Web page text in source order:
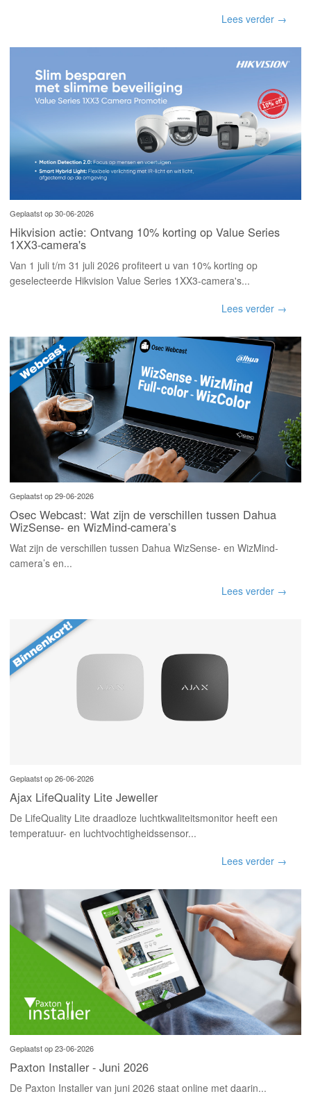
Lees verder →
Geplaatst op 30-06-2026
Hikvision actie: Ontvang 10% korting op Value Series
1XX3-camera's
Van 1 juli t/m 31 juli 2026 profiteert u van 10% korting op
geselecteerde Hikvision Value Series 1XX3-camera's...
Lees verder →
Geplaatst op 29-06-2026
Osec Webcast: Wat zijn de verschillen tussen Dahua
WizSense- en WizMind-camera’s
Wat zijn de verschillen tussen Dahua WizSense- en WizMind-
camera’s en...
Lees verder →
Geplaatst op 26-06-2026
Ajax LifeQuality Lite Jeweller
De LifeQuality Lite draadloze luchtkwaliteitsmonitor heeft een
temperatuur- en luchtvochtigheidssensor...
Lees verder →
Geplaatst op 23-06-2026
Paxton Installer - Juni 2026
De Paxton Installer van juni 2026 staat online met daarin...